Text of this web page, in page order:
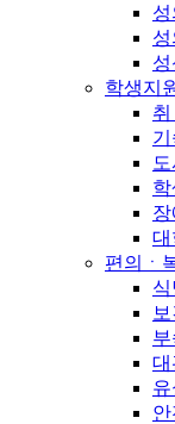
학생지
대
편의ㆍ
대
유